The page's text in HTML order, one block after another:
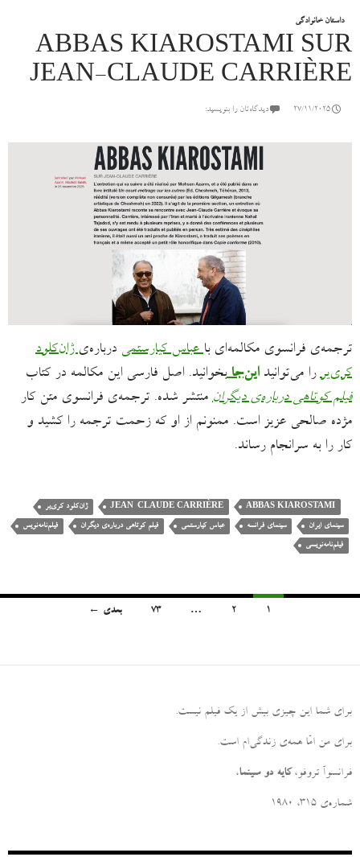
داستان خانوادگی
ABBAS KIAROSTAMI SUR
JEAN-CLAUDE CARRIÈRE
27/11/2025 دیدگاه‌تان را بنویسید:
ترجمه‌ی فرانسوی مکالمه‌ای باعباس کیارستمی درباره‌یژان‌کلود
کری‌یر را می‌توانیداین‌جابخوانید. اصل فارسی این مکالمه در کتاب
فیلم کوتاهی درباره‌ی دیگران منتشر شده. ترجمه‌ی فرانسوی متن کار
مژده صالحی عزیز است. ممنونم از او که زحمت ترجمه را کشید و
کار را به سرانجام رساند.
ABBAS KIAROSTAMI
JEAN-CLAUDE CARRIÈRE ژان‌کلود کری‌یر
سینمای ایران سینمای فرانسه عباس کیارستمی فیلم کوتاهی درباره‌ی دیگران فیلم‌نامه‌نویس
فیلم‌نامه‌نویسی
نوشته‌ها
1
2
…
73 بعدی ←
برای شما این چیزی بیش از یک فیلم نیست.
برای من امّا همه‌ی زندگی‌ام است.
فرانسوآ تروفو، کایه دو سینما،
شماره‌ی ۳۱۵، ۱۹۸۰